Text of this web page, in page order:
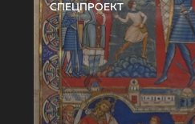
СПЕЦПРОЕКТ